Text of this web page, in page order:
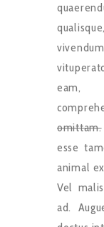
eam,
omittam.
esse
animal
Vel
ad.